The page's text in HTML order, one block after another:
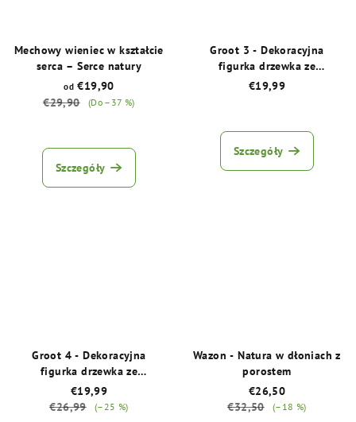
Mechowy wieniec w kształcie
serca – Serce natury
od €19,90
€29,90
(Do –37 %)
ocena
produktu
Szczegóły
Groot 3 - Dekoracyjna
figurka drzewka ze
stabilizowanym mchem
€19,99
ocena
produktu
Szczegóły
Groot 4 - Dekoracyjna
figurka drzewka ze
stabilizowanym mchem
€19,99
€26,99
(–25 %)
Wazon - Natura w dłoniach z
porostem
€26,50
€32,50
(–18 %)